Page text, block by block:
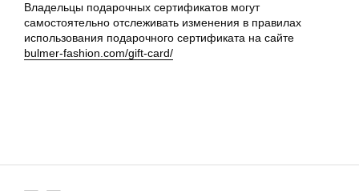
Владельцы подарочных сертификатов могут
самостоятельно отслеживать изменения в правилах
использования подарочного сертификата на сайте
bulmer-fashion.com/gift-card/